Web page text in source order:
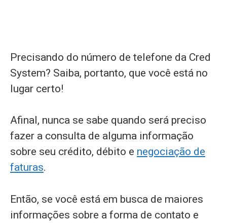
Precisando do número de telefone da Cred
System? Saiba, portanto, que você está no
lugar certo!
Afinal, nunca se sabe quando será preciso
fazer a consulta de alguma informação
sobre seu crédito, débito e negociação de
faturas.
Então, se você está em busca de maiores
informações sobre a forma de contato e